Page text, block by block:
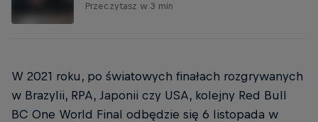
Przeczytasz w 3 min
W 2021 roku, po światowych finałach rozgrywanych
w Brazylii, RPA, Japonii czy USA, kolejny Red Bull
BC One World Final odbędzie się 6 listopada w